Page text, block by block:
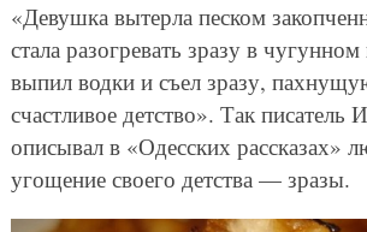
«Девушка вытерла песком
стала разогревать зразу в
выпил водки и съел зразу,
счастливое детство». Так писатель
описывал в «Одесских рассказах»
угощение своего детства — зразы.